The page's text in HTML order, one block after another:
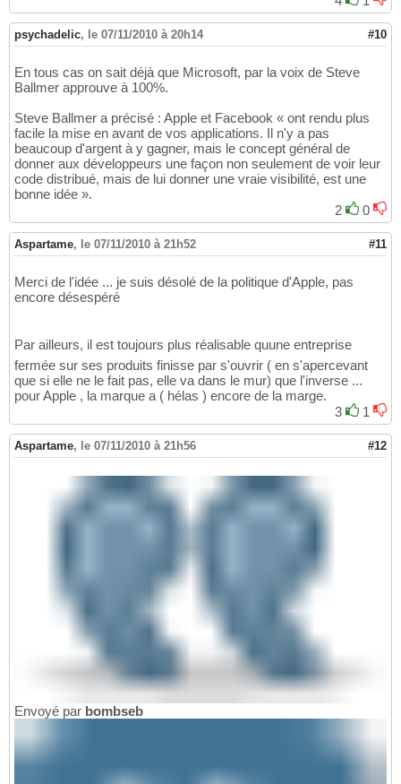
psychadelic, le 07/11/2010 à 20h14 #10
En tous cas on sait déjà que Microsoft, par la voix de Steve
Ballmer approuve à 100%.
Steve Ballmer a précisé : Apple et Facebook « ont rendu plus
facile la mise en avant de vos applications. Il n'y a pas
beaucoup d'argent à y gagner, mais le concept général de
donner aux développeurs une façon non seulement de voir leur
code distribué, mais de lui donner une vraie visibilité, est une
bonne idée ».
2
0
Aspartame, le 07/11/2010 à 21h52 #11
Merci de l'idée ... je suis désolé de la politique d'Apple, pas
encore désespéré
Par ailleurs, il est toujours plus réalisable quune entreprise
fermée sur ses produits finisse par s'ouvrir ( en s'apercevant
que si elle ne le fait pas, elle va dans le mur) que l'inverse ...
pour Apple , la marque a ( hélas ) encore de la marge.
3
1
Aspartame, le 07/11/2010 à 21h56 #12
Envoyé par bombseb